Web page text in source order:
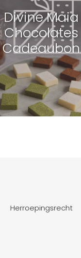
Divine Maia
Chocolates
Cadeaubon
Herroepingsrecht